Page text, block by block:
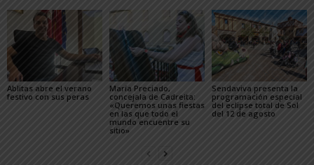
Ablitas abre el verano
festivo con sus peras
María Preciado,
concejala de Cadreita:
«Queremos unas fiestas
en las que todo el
mundo encuentre su
sitio»
Sendaviva presenta la
programación especial
del eclipse total de Sol
del 12 de agosto